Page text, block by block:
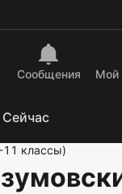
Сообщения Mой
классы)